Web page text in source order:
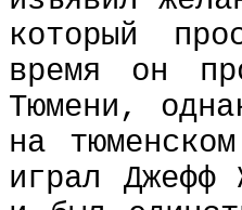
который
время он
Тюмени,
на
играл Джефф